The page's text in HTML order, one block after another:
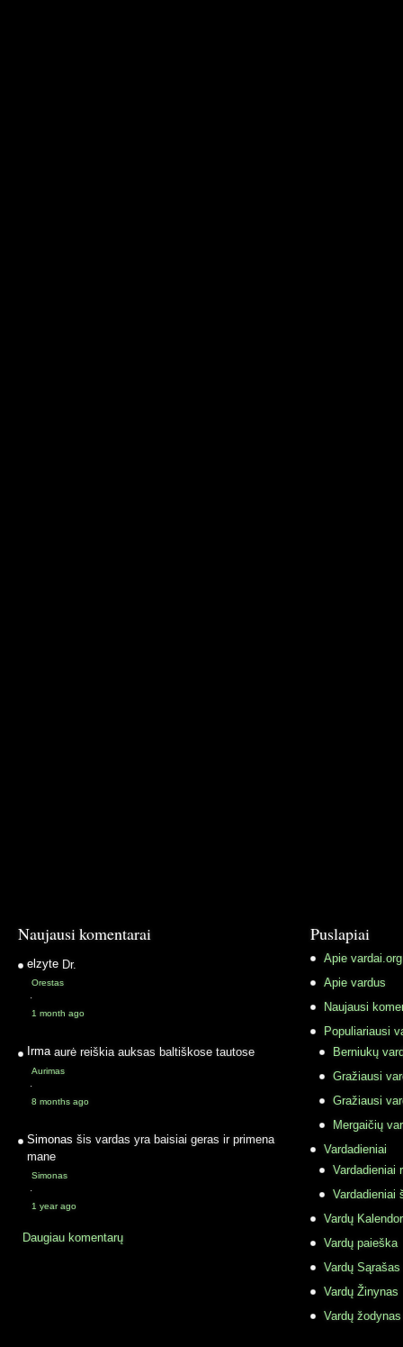
Naujausi komentarai
elzyte Dr.
Orestas
·
1 month ago
Irma aurė reiškia auksas baltiškose tautose
Aurimas
·
8 months ago
Simonas šis vardas yra baisiai geras ir primena
mane
Simonas
·
1 year ago
Daugiau komentarų
Puslapiai
Apie vardai.org
Apie vardus
Naujausi
Populiariausi
Berniukų
Gražiausi
Gražiausi
Mergaičių
Vardadieniai
Vardadieniai
Vardadieniai
Vardų
Vardų paieška
Vardų Sąrašas
Vardų Žinynas
Vardų